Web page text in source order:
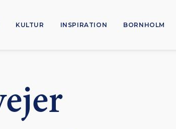
KULTUR INSPIRATION BORNHOLM